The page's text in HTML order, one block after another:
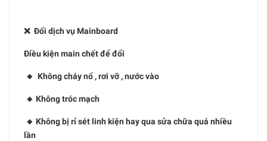
❌ Đổi dịch vụ Mainboard
Điều kiện main chết để đổi
🔸 Không cháy nổ , rơi vỡ , nước vào
🔸 Không tróc mạch
🔸 Không bị rỉ sét linh kiện hay qua sửa chữa quá nhiều
lần